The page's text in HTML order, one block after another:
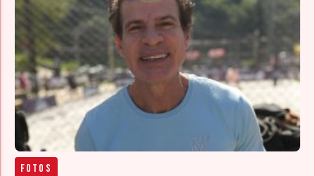
Fotos